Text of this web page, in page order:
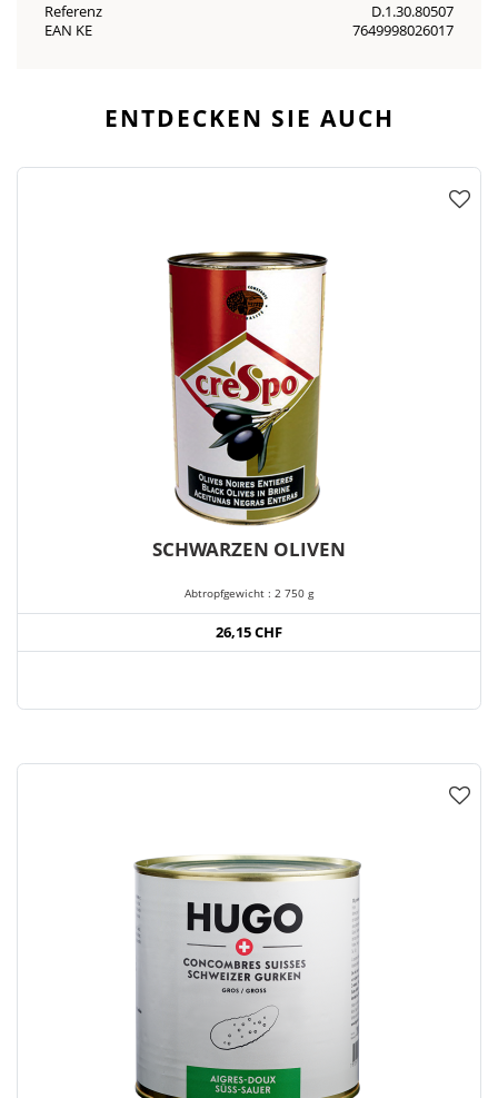
Referenz
D.1.30.80507
EAN KE
7649998026017
ENTDECKEN SIE AUCH
SCHWARZEN OLIVEN
Abtropfgewicht : 2 750 g
26,15 CHF